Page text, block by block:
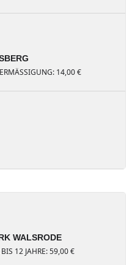
14,00 €
WALSRODE
12 JAHRE: 59,00 €